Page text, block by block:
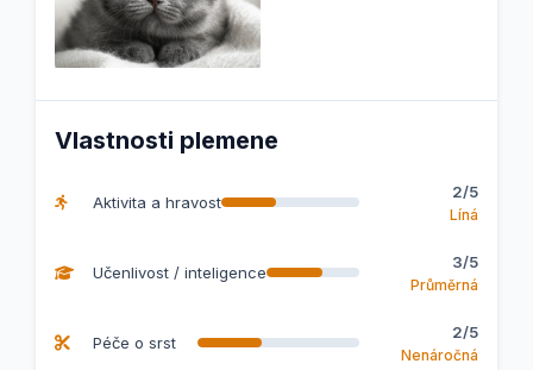
Vlastnosti plemene
Aktivita a hravost
2/5
Líná
Učenlivost / inteligence
3/5
Průměrná
Péče o srst
2/5
Nenáročná